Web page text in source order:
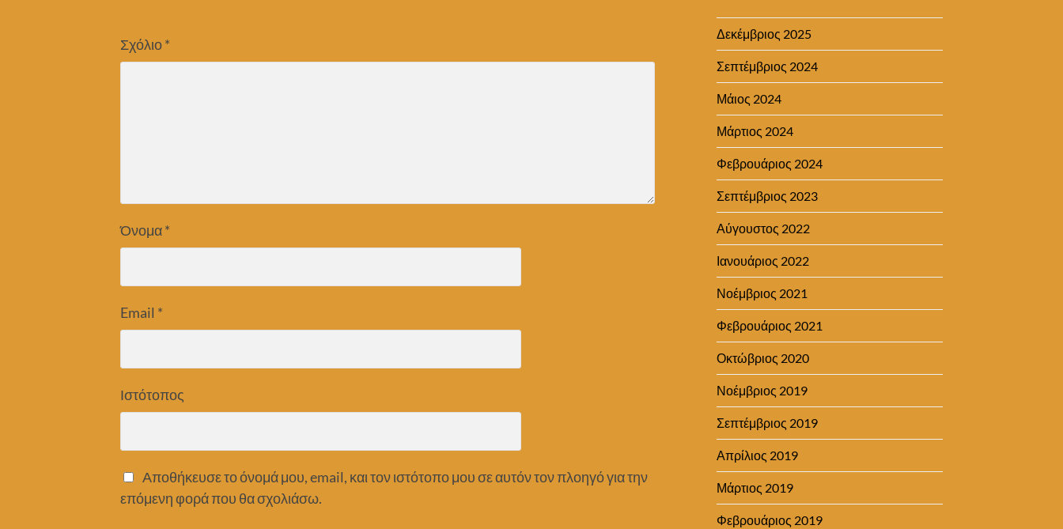
Σχόλιο*
Όνομα*
Email *
Ιστότοπος
Αποθήκευσε το όνομά μου, email, και τον ιστότοπο μου σε αυτόν τον πλοηγό για την
επόμενη φορά που θα σχολιάσω.
Δεκέμβριος 2025
Σεπτέμβριος 2024
Μάιος 2024
Μάρτιος 2024
Φεβρουάριος 2024
Σεπτέμβριος 2023
Αύγουστος 2022
Ιανουάριος 2022
Νοέμβριος 2021
Φεβρουάριος 2021
Οκτώβριος 2020
Νοέμβριος 2019
Σεπτέμβριος 2019
Απρίλιος 2019
Μάρτιος 2019
Φεβρουάριος 2019